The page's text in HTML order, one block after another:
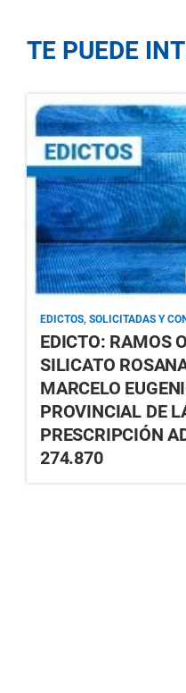
TE PUEDE
EDICTOS, SOLICITADAS Y
EDICTO: RAMOS
SILICATO
MARCELO
PROVINCIAL DE
PRESCRIPCIÓN
274.870